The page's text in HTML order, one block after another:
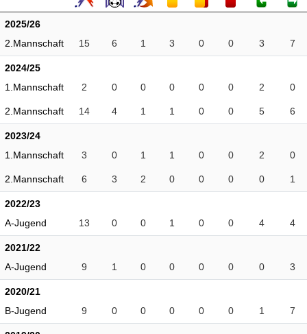
2025/26
2.Mannschaft
15 6 1 3 0 0 3 7
2024/25
1.Mannschaft
2 0 0 0 0 0 2 0
2.Mannschaft 14 4 1 1 0 0 5 6
2023/24
1.Mannschaft
3 0 1 1 0 0 2 0
2.Mannschaft 6 3 2 0 0 0 0 1
2022/23
A-Jugend
13 0 0 1 0 0 4 4
2021/22
A-Jugend
9 1 0 0 0 0 0 3
2020/21
B-Jugend
9 0 0 0 0 0 1 7